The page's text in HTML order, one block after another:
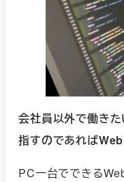
会社員以外で働きた
指すのであれば
PC一台でできる